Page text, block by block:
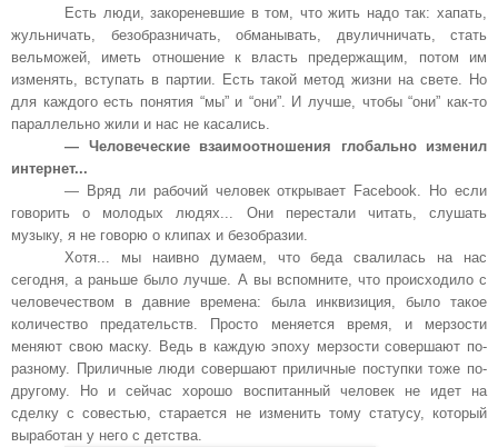
Есть люди, закореневшие в том, что жить надо так: хапать,
жульничать, безобразничать, обманывать, двуличничать, стать
вельможей, иметь отношение к власть предержащим, потом им
изменять, вступать в партии. Есть такой метод жизни на свете. Но
для каждого есть понятия “мы” и “они”. И лучше, чтобы “они” как-то
параллельно жили и нас не касались.
— Человеческие взаимоотношения глобально изменил
интернет...
— Вряд ли рабочий человек открывает Facebook. Но если
говорить о молодых людях... Они перестали читать, слушать
музыку, я не говорю о клипах и безобразии.
Хотя... мы наивно думаем, что беда свалилась на нас
сегодня, а раньше было лучше. А вы вспомните, что происходило с
человечеством в давние времена: была инквизиция, было такое
количество предательств. Просто меняется время, и мерзости
меняют свою маску. Ведь в каждую эпоху мерзости совершают по-
разному. Приличные люди совершают приличные поступки тоже по-
другому. Но и сейчас хорошо воспитанный человек не идет на
сделку с совестью, старается не изменить тому статусу, который
выработан у него с детства.